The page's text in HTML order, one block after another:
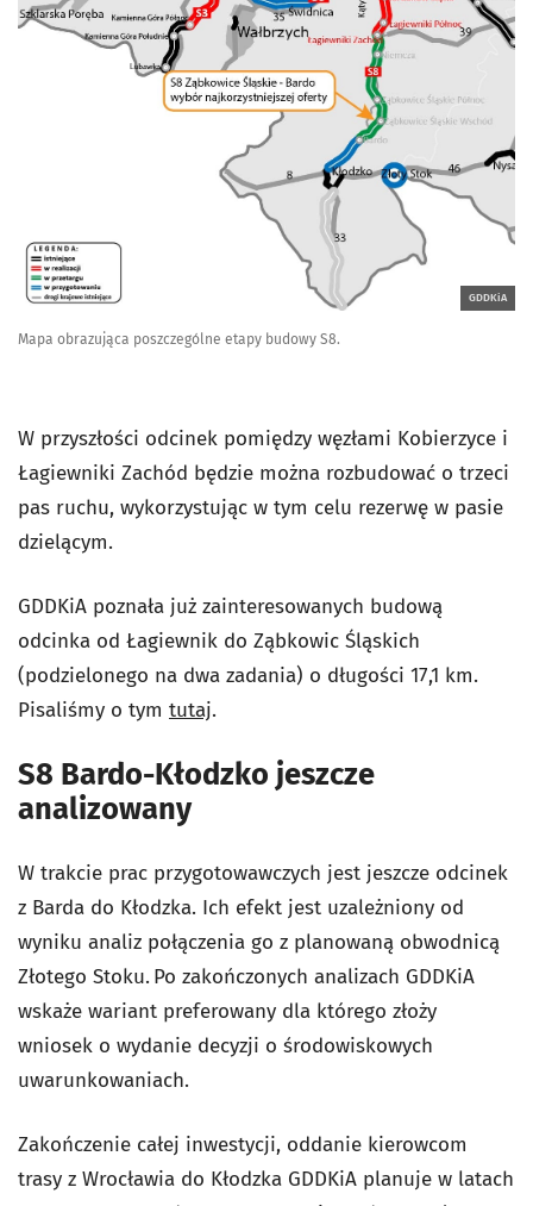
GDDKiA
Mapa obrazująca poszczególne etapy budowy S8.
W przyszłości odcinek pomiędzy węzłami Kobierzyce i
Łagiewniki Zachód będzie można rozbudować o trzeci
pas ruchu, wykorzystując w tym celu rezerwę w pasie
dzielącym.
GDDKiA poznała już zainteresowanych budową
odcinka od Łagiewnik do Ząbkowic Śląskich
(podzielonego na dwa zadania) o długości 17,1 km.
Pisaliśmy o tym tutaj.
S8 Bardo-Kłodzko jeszcze
analizowany
W trakcie prac przygotowawczych jest jeszcze odcinek
z Barda do Kłodzka. Ich efekt jest uzależniony od
wyniku analiz połączenia go z planowaną obwodnicą
Złotego Stoku. Po zakończonych analizach GDDKiA
wskaże wariant preferowany dla którego złoży
wniosek o wydanie decyzji o środowiskowych
uwarunkowaniach.
Zakończenie całej inwestycji, oddanie kierowcom
trasy z Wrocławia do Kłodzka GDDKiA planuje w latach